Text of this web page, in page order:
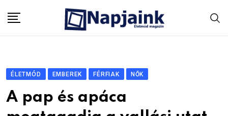
ÉLETMÓD EMBEREK FÉRFIAK NŐK
A pap és apáca